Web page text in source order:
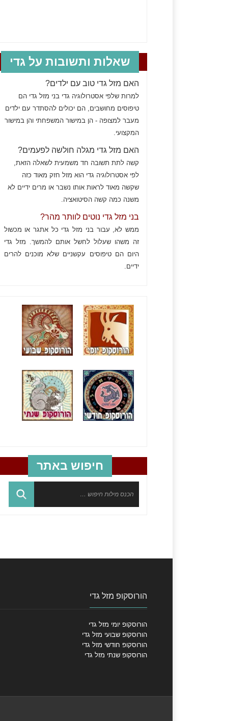
שאלות ותשובות על גדי
האם מזל גדי טוב עם ילדים?
למרות שלפי אסטרולוגיה גדי בני מזל גדי הם
טיפוסים מחושבים, הם יכולים להסתדר עם ילדים
מעבר למצופה - הן במישור המשפחתי והן במישור
המקצועי.
האם מזל גדי מגלה חולשה לפעמים?
קשה לתת תשובה חד משמעית לשאלה הזאת,
לפי אסטרולוגיה גדי הוא מזל חזק מאוד כזה
שקשה מאוד לראות אותו נשבר או מרים ידיים לא
משנה כמה קשה הסיטואציה.
בני מזל גדי נוטים לוותר מהר?
ממש לא, עבור בני מזל גדי כל אתגר או מכשול
זה משהו שעלול לחשל אותם להמשך. מזל גדי
היום הם טיפוסים עקשניים שלא מוכנים להרים
ידיים.
חיפוש באתר
הורוסקופ מזל גדי
הורוסקופ יומי מזל גדי
הורוסקופ שבועי מזל גדי
הורוסקופ חודשי מזל גדי
הורוסקופ שנתי מזל גדי